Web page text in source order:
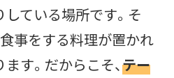
ている場所です。そ
事をする料理が置かれ
す。だからこそ、テー